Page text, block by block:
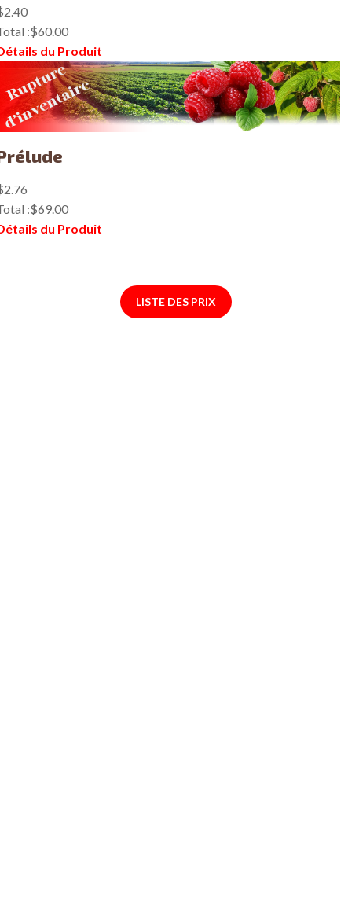
:$60.00
du Produit
:$69.00
du Produit
LISTE DES PRIX